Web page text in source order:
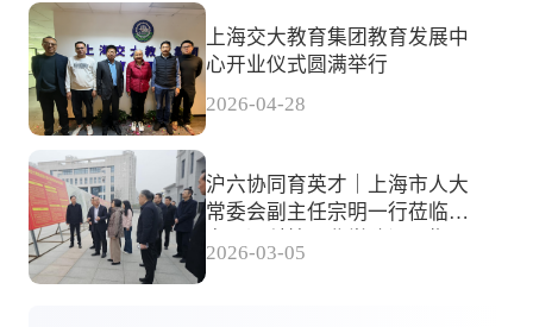
上海交大教育集团教育发展中
心开业仪式圆满举行
2026-04-28
沪六协同育英才｜上海市人大
常委会副主任宗明一行莅临六
安天河科技职业学院调研指导
2026-03-05